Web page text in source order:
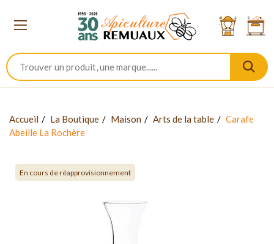
Accueil La Boutique Maison Arts de la table
Carafe
Abeille La Rochère
En cours de réapprovisionnement